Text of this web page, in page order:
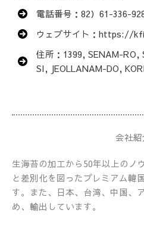
電話番号：82）61-336-
ウェブサイト：https://
住所：1399, SENAM-
SI, JEOLLANAM-DO,
会社紹
生海苔の加工から50年以上のノ
と差別化を図ったプレミアム韓
す。また、日本、台湾、中国、
め、輸出しています。